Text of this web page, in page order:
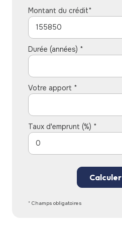
Montant du crédit*
Durée (années) *
Votre apport *
Taux d'emprunt (%) *
Calculer
* Champs obligatoires